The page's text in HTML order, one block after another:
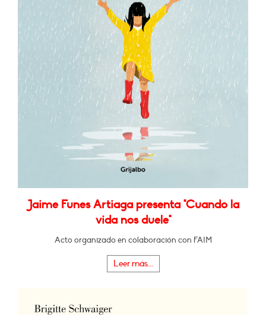
Jaime Funes Artiaga presenta "Cuando la
vida nos duele"
Acto organizado en colaboración con FAIM
Leer más...